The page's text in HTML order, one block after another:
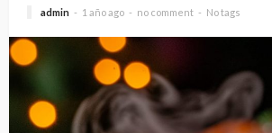
admin 1 año ago no comment No tags